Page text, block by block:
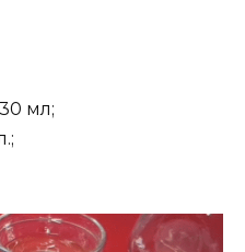
мл;